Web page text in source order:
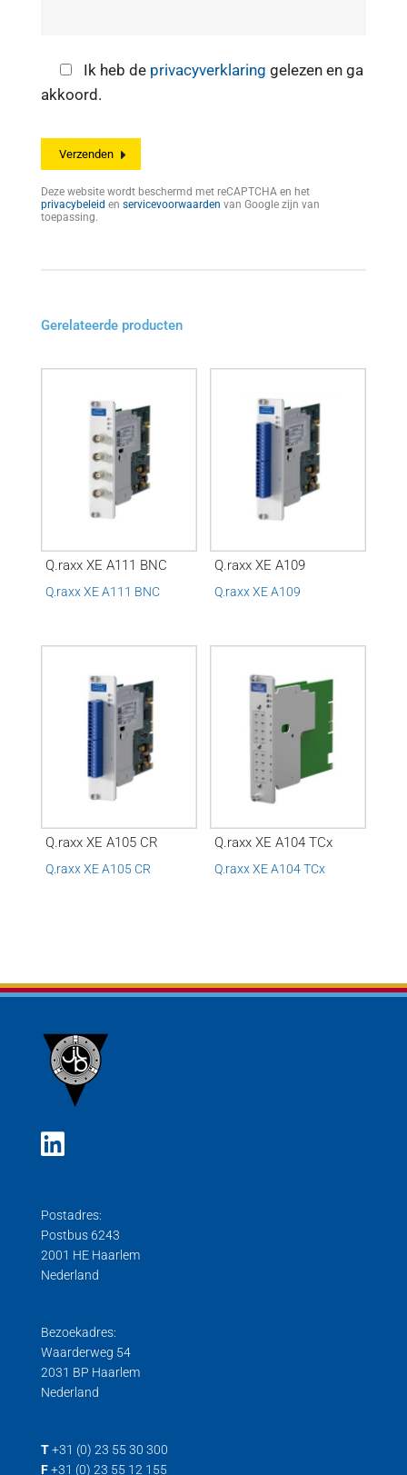
Ik heb de privacyverklaring gelezen en ga
akkoord.
Deze website wordt beschermd met reCAPTCHA en het
privacybeleid en servicevoorwaarden van Google zijn van
toepassing.
Gerelateerde producten
Q.raxx XE A111 BNC
Q.raxx XE A111 BNC
Q.raxx XE A109
Q.raxx XE A109
Q.raxx XE A105 CR
Q.raxx XE A105 CR
Q.raxx XE A104 TCx
Q.raxx XE A104 TCx
Postadres:
Postbus 6243
2001 HE Haarlem
Nederland
Bezoekadres:
Waarderweg 54
2031 BP Haarlem
Nederland
T +31 (0) 23 55 30 300
F +31 (0) 23 55 12 155